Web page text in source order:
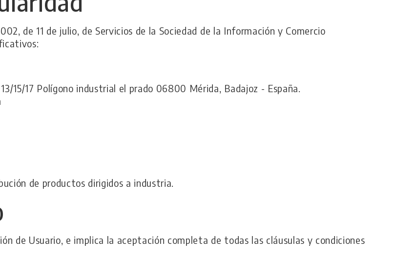
de 11 de julio, de Servicios de la Sociedad de la Información y Comercio
15/17 Polígono industrial el prado 06800 Mérida, Badajoz - España.
de productos dirigidos a industria.
de Usuario, e implica la aceptación completa de todas las cláusulas y condiciones